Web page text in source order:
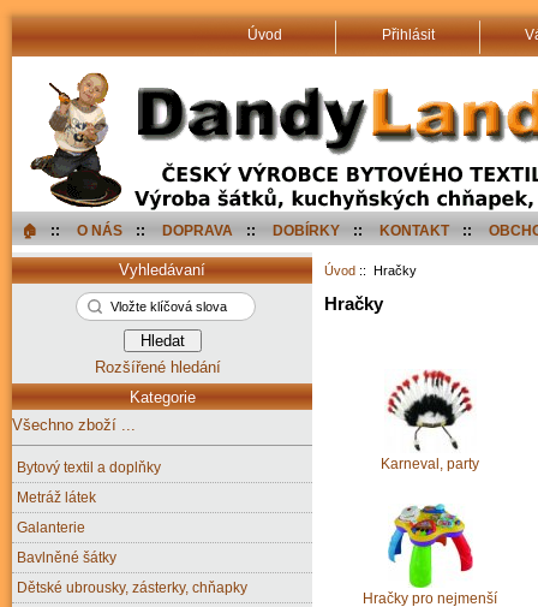
Úvod Přihlásit
🏠︎ :: O NÁS :: DOPRAVA :: DOBÍRKY :: KONTAKT ::
Úvod :: Hračky
Hračky
Karneval, party
Hračky pro nejmenší
Vyhledávaní
Rozšířené hledání
Kategorie
Všechno zboží ...
Bytový textil a doplňky
Metráž látek
Galanterie
Bavlněné šátky
Dětské ubrousky, zásterky, chňapky